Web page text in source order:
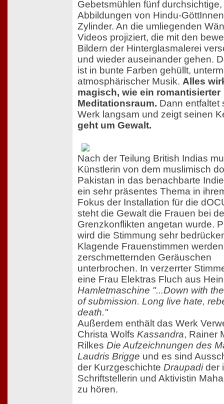
Gebetsmühlen fünf durchsichtige,
Abbildungen von Hindu-
Zylinder. An die umliegenden
Videos projiziert, die mit den
Bildern der Hinterglasmalerei
und wieder auseinander gehen.
ist in bunte Farben gehüllt,
atmosphärischer Musik. Alles
magisch, wie ein romantisierter
Meditationsraum. Dann entfaltet
Werk langsam und zeigt seinen
geht um Gewalt.
Nach der Teilung British Indias
Künstlerin von dem muslimisch
Pakistan in das benachbarte
ein sehr präsentes Thema in
Fokus der Installation für die
steht die Gewalt die Frauen bei
Grenzkonflikten angetan wurde.
wird die Stimmung sehr
Klagende Frauenstimmen
zerschmetternden Geräuschen
unterbrochen. In verzerrter
eine Frau Elektras Fluch aus
Hamletmaschine "...Down with
of submission. Long live hate,
death."
Außerdem enthält das Werk
Christa Wolfs Kassandra, Rainer
Rilkes Die Aufzeichnungen des
Laudris Brigge und es sind
der Kurzgeschichte Draupadider
Schriftstellerin und Aktivistin
zu hören.